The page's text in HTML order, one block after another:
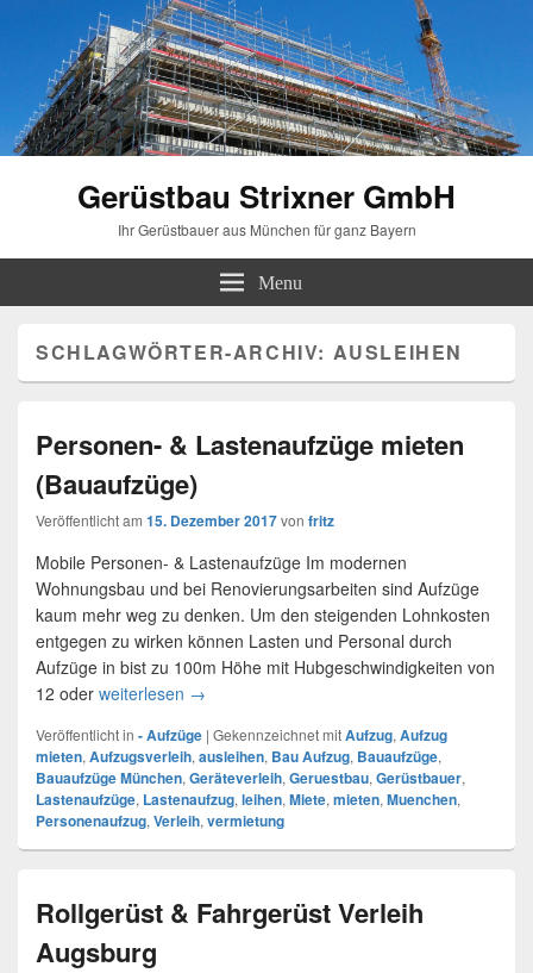
Gerüstbau Strixner GmbH
Ihr Gerüstbauer aus München für ganz Bayern
Menu
SCHLAGWÖRTER-ARCHIV: AUSLEIHEN
Personen- & Lastenaufzüge mieten
(Bauaufzüge)
Veröffentlicht am 15. Dezember 2017von fritz
Mobile Personen- & Lastenaufzüge Im modernen
Wohnungsbau und bei Renovierungsarbeiten sind Aufzüge
kaum mehr weg zu denken. Um den steigenden Lohnkosten
entgegen zu wirken können Lasten und Personal durch
Aufzüge in bist zu 100m Höhe mit Hubgeschwindigkeiten von
12 oder weiterlesen Personen- & Lastenaufzüge mieten
→
Veröffentlicht in - Aufzüge | Gekennzeichnet mitAufzug, Aufzug
mieten, Aufzugsverleih, ausleihen, Bau Aufzug, Bauaufzüge,
Bauaufzüge München, Geräteverleih, Geruestbau, Gerüstbauer,
Lastenaufzüge, Lastenaufzug, leihen, Miete, mieten, Muenchen,
Personenaufzug, Verleih, vermietung
Rollgerüst & Fahrgerüst Verleih
Augsburg